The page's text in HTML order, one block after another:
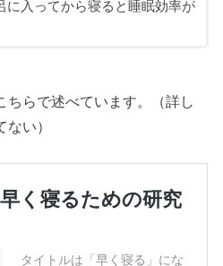
に入ってから寝ると睡眠効率が
ちらで述べています。（詳し
い）